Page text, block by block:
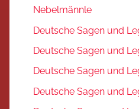
Nebelmännle
Deutsche Sagen und
Deutsche Sagen und
Deutsche Sagen und
Deutsche Sagen und